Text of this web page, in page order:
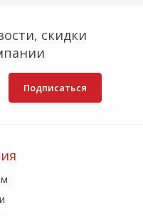
скидки
Подписаться